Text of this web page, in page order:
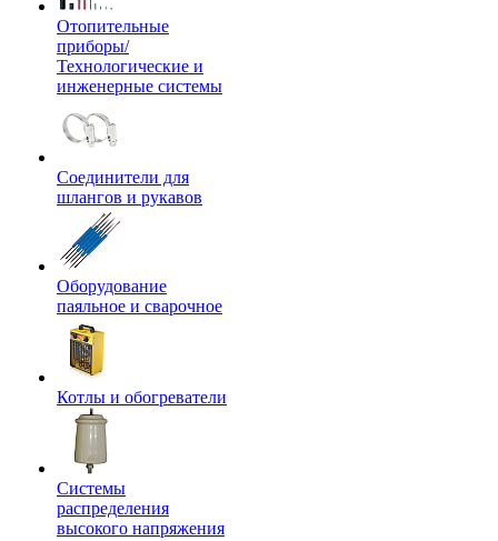
Отопительные
приборы/
Технологические и
инженерные системы
Соединители для
шлангов и рукавов
Оборудование
паяльное и сварочное
Котлы и обогреватели
Системы
распределения
высокого напряжения